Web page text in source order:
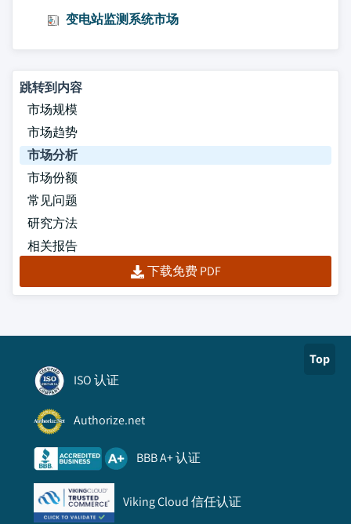
变电站监测系统市场
跳转到内容
市场规模
市场趋势
市场分析
市场份额
常见问题
研究方法
相关报告
下载免费 PDF
Top
ISO 认证
Authorize.net
BBB A+ 认证
Viking Cloud 信任认证